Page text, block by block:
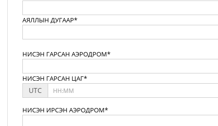
АЯЛЛЫН ДУГААР*
НИСЭН ГАРСАН АЭРОДРОМ*
НИСЭН ГАРСАН ЦАГ*
UTC
НИСЭН ИРСЭН АЭРОДРОМ*